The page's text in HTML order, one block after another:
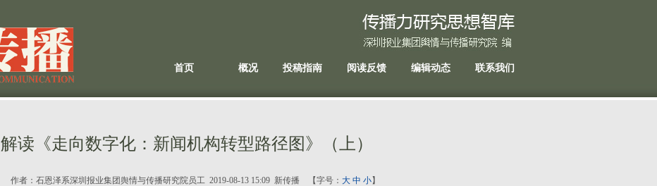
首页 概况 投稿指南 阅读反馈 编辑动态 联系我们
解读《走向数字化：新闻机构转型路径图》（上）
作者： 石恩泽系深圳报业集团舆情与传播研究院员工 2019-08-13 15:09 新传播 【字号： 大 中 小】